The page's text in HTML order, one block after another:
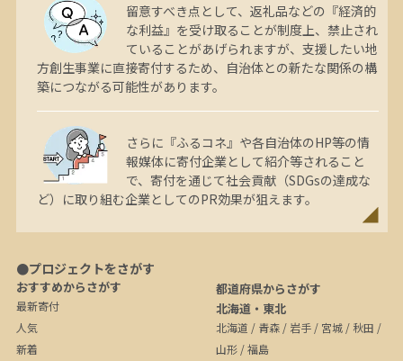
留意すべき点として、返礼品などの『経済的
な利益』を受け取ることが制度上、禁止され
ていることがあげられますが、支援したい地
方創生事業に直接寄付するため、自治体との新たな関係の構
築につながる可能性があります。
さらに『ふるコネ』や各自治体のHP等の情
報媒体に寄付企業として紹介等されること
で、寄付を通じて社会貢献（SDGsの達成な
ど）に取り組む企業としてのPR効果が狙えます。
●プロジェクトをさがす
おすすめからさがす
最新寄付
人気
新着
都道府県からさがす
北海道・東北
北海道 / 青森 / 岩手 / 宮城 / 秋田 /
山形 /福島